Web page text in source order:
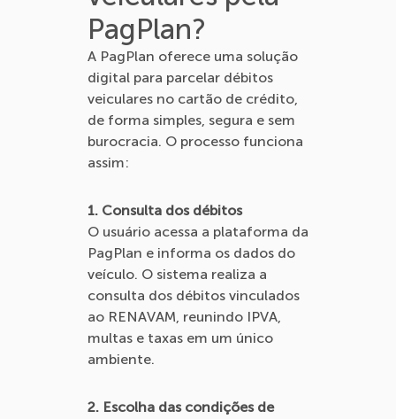
PagPlan?
A PagPlan oferece uma solução
digital para parcelar débitos
veiculares no cartão de crédito,
de forma simples, segura e sem
burocracia. O processo funciona
assim:
1. Consulta dos débitos
O usuário acessa a plataforma da
PagPlan e informa os dados do
veículo. O sistema realiza a
consulta dos débitos vinculados
ao RENAVAM, reunindo IPVA,
multas e taxas em um único
ambiente.
2. Escolha das condições de